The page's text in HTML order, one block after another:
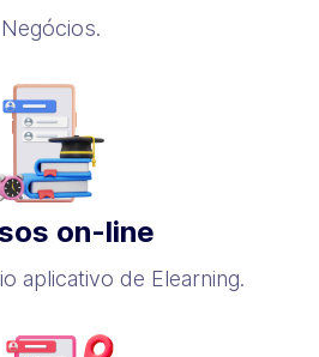
Negócios.
on-line
aplicativo de Elearning.